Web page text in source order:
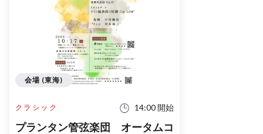
クラシック 14:00 開始
プランタン管弦楽団 オータムコ
会場 (東海)